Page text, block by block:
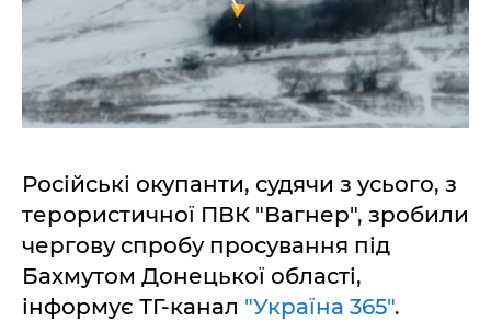
Російські окупанти, судячи з усього, з
терористичної ПВК "Вагнер", зробили
чергову спробу просування під
Бахмутом Донецької області,
інформує ТГ-канал "Україна 365".